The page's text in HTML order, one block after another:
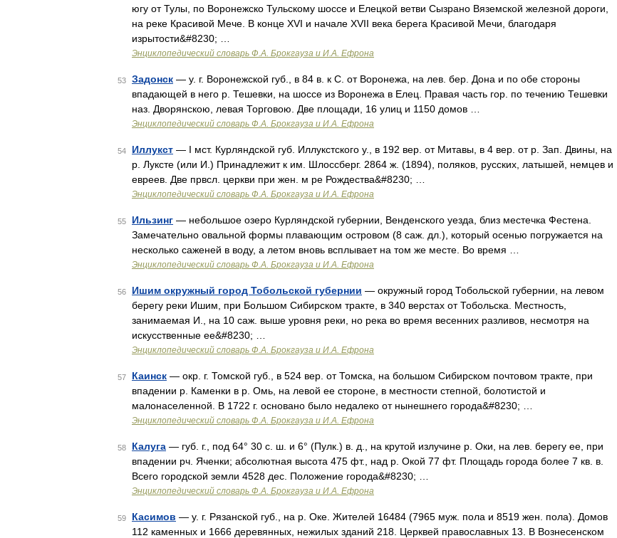
югу от Тулы, по Воронежско Тульскому шоссе и Елецкой ветви Сызрано Вяземской железной дороги,
на реке Красивой Мече. В конце XVI и начале XVII века берега Красивой Мечи, благодаря
изрытости&#8230; …
Энциклопедический словарь Ф.А. Брокгауза и И.А. Ефрона
53 Задонск — у. г. Воронежской губ., в 84 в. к С. от Воронежа, на лев. бер. Дона и по обе стороны
впадающей в него р. Тешевки, на шоссе из Воронежа в Елец. Правая часть гор. по течению Тешевки
наз. Дворянскою, левая Торговою. Две площади, 16 улиц и 1150 домов …
Энциклопедический словарь Ф.А. Брокгауза и И.А. Ефрона
54 Иллукст — I мст. Курляндской губ. Иллукстского у., в 192 вер. от Митавы, в 4 вер. от р. Зап. Двины, на
р. Луксте (или И.) Принадлежит к им. Шлоссберг. 2864 ж. (1894), поляков, русских, латышей, немцев и
евреев. Две првсл. церкви при жен. м ре Рождества&#8230; …
Энциклопедический словарь Ф.А. Брокгауза и И.А. Ефрона
55 Ильзинг — небольшое озеро Курляндской губернии, Венденского уезда, близ местечка Фестена.
Замечательно овальной формы плавающим островом (8 саж. дл.), который осенью погружается на
несколько саженей в воду, а летом вновь всплывает на том же месте. Во время …
Энциклопедический словарь Ф.А. Брокгауза и И.А. Ефрона
56 Ишим окружный город Тобольской губернии — окружный город Тобольской губернии, на левом
берегу реки Ишим, при Большом Сибирском тракте, в 340 верстах от Тобольска. Местность,
занимаемая И., на 10 саж. выше уровня реки, но река во время весенних разливов, несмотря на
искусственные ее&#8230; …
Энциклопедический словарь Ф.А. Брокгауза и И.А. Ефрона
57 Каинск — окр. г. Томской губ., в 524 вер. от Томска, на большом Сибирском почтовом тракте, при
впадении р. Каменки в р. Омь, на левой ее стороне, в местности степной, болотистой и
малонаселенной. В 1722 г. основано было недалеко от нынешнего города&#8230; …
Энциклопедический словарь Ф.А. Брокгауза и И.А. Ефрона
58 Калуга — губ. г., под 64° 30 с. ш. и 6° (Пулк.) в. д., на крутой излучине р. Оки, на лев. берегу ее, при
впадении рч. Яченки; абсолютная высота 475 фт., над р. Окой 77 фт. Площадь города более 7 кв. в.
Всего городской земли 4528 дес. Положение города&#8230; …
Энциклопедический словарь Ф.А. Брокгауза и И.А. Ефрона
59 Касимов — у. г. Рязанской губ., на р. Оке. Жителей 16484 (7965 муж. пола и 8519 жен. пола). Домов
112 каменных и 1666 деревянных, нежилых зданий 218. Церквей православных 13. В Вознесенском